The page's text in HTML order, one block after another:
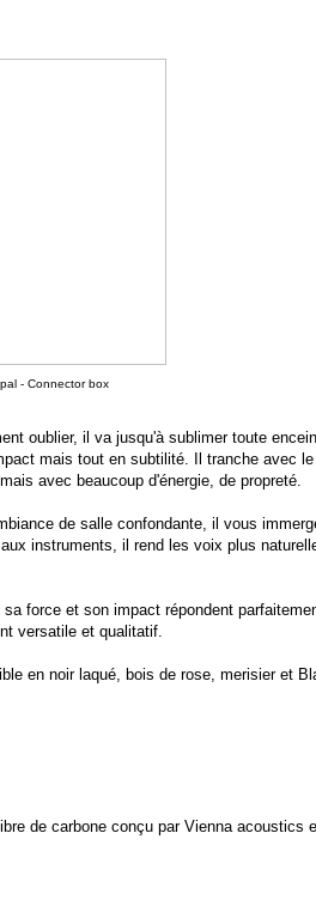
- Connector box
oublier, il va jusqu'à sublimer toute
mais tout en subtilité. Il tranche avec
avec beaucoup d'énergie, de propreté.
de salle confondante, il vous
instruments, il rend les voix plus
force et son impact répondent
versatile et qualitatif.
en noir laqué, bois de rose, merisier et
de carbone conçu par Vienna acoustics